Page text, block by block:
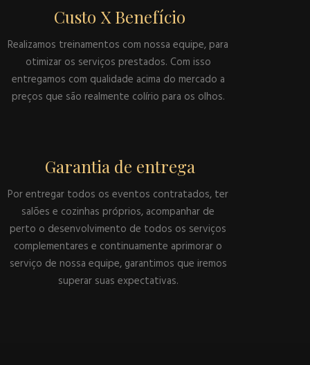
Custo X Benefício
Realizamos treinamentos com nossa equipe, para
otimizar os serviços prestados. Com isso
entregamos com qualidade acima do mercado a
preços que são realmente colírio para os olhos.
Garantia de entrega
Por entregar todos os eventos contratados, ter
salões e cozinhas próprios, acompanhar de
perto o desenvolvimento de todos os serviços
complementares e continuamente aprimorar o
serviço de nossa equipe, garantimos que iremos
superar suas expectativas.